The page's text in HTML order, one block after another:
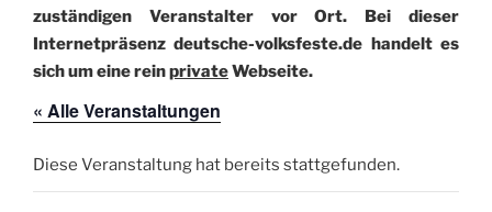
zuständigen Veranstalter vor Ort. Bei dieser
Internetpräsenz deutsche-volksfeste.de handelt es
sich um eine reinprivateWebseite.
« Alle Veranstaltungen
Diese Veranstaltung hat bereits stattgefunden.